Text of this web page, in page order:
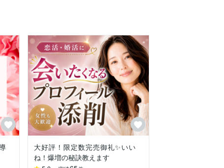
大好評！限定数完売御礼✨いい
ね！爆増の秘訣教えます